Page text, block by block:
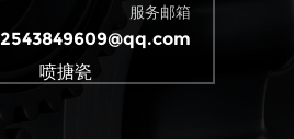
服务邮箱
2543849609@qq.com
喷搪瓷